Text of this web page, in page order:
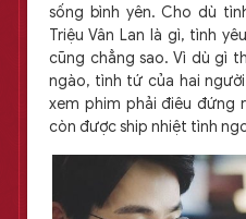
sống bình yên. Cho dù
Triệu Vân Lan là gì, tình
cũng chẳng sao. Vì dù gì
ngào, tình tứ của hai
xem phim phải điêu đứng
còn được ship nhiệt tình